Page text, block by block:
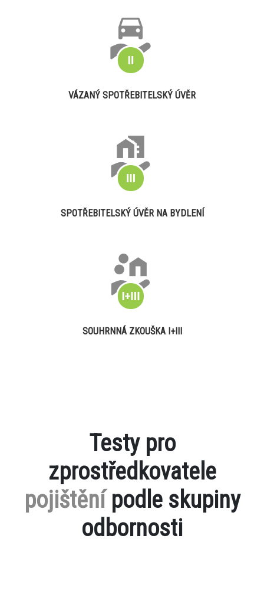
VÁZANÝ SPOTŘEBITELSKÝ ÚVĚR
SPOTŘEBITELSKÝ ÚVĚR NA BYDLENÍ
SOUHRNNÁ ZKOUŠKA I+III
Testy pro
zprostředkovatele
pojištěnípodle skupiny
odbornosti